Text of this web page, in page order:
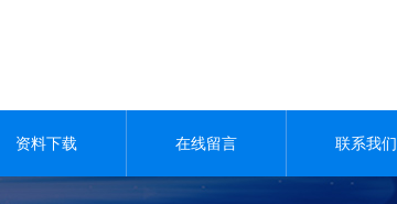
资料下载 在线留言 联系我们